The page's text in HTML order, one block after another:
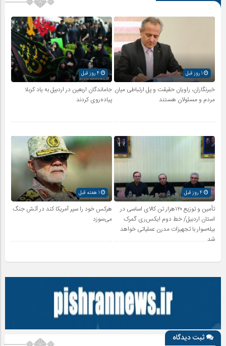
1 روز قبل
خبرنگاران، راویان حقیقت و پل ارتباطی میان
مردم و مسئولان هستند
جاماندگان اربعین در اردبیل به یاد کربلا
پیاده‌روی کردند
4 روز قبل
تأمین و توزیع ۱۲۰هزار تن کالای اساسی در
استان اردبیل/ خط دوم ایکس‌ری گمرک
بیله‌سوار با تجهیزات مدرن عملیاتی خواهد
شد
هرکس خود را سپر آمریکا کند در آتش جنگ
می‌سوزد
ثبت دیدگاه